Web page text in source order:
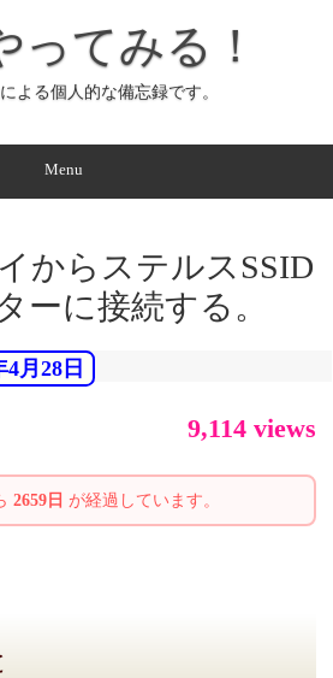
ってみる！
よる個人的な備忘録です。
Menu
からステルスSSID
ーに接続する。
4月28日
9,114 views
2659日 が経過しています。